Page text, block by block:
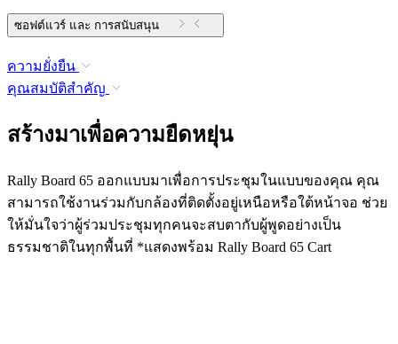
ซอฟต์แวร์ และ การสนับสนุน
ความยั่งยืน
คุณสมบัติสำคัญ
สร้างมาเพื่อความยืดหยุ่น
Rally Board 65 ออกแบบมาเพื่อการประชุมในแบบของคุณ คุณ
สามารถใช้งานร่วมกับกล้องที่ติดตั้งอยู่เหนือหรือใต้หน้าจอ ช่วย
ให้มั่นใจว่าผู้ร่วมประชุมทุกคนจะสบตากับผู้พูดอย่างเป็น
ธรรมชาติในทุกพื้นที่ *แสดงพร้อม Rally Board 65 Cart